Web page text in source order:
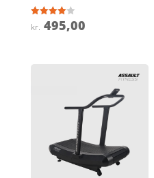
Vurderet
4
kr. 495,00